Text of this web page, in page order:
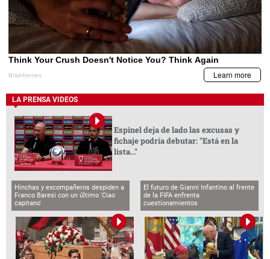
LA PRENSA VIDEOS
Espinel deja de lado las excusas y
fichaje podría debutar: "Está en la
lista..."
Hinchas y excompañeros despiden a
Franco Baresi con un último 'Ciao
capitano'
El futuro de Gianni Infantino al frente
de la FIFA enfrenta
cuestionamientos